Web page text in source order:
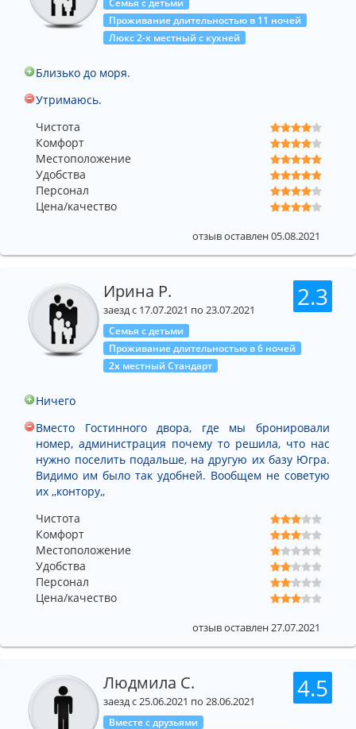
Семья с детьми
Проживание длительностью в 11 ночей
Люкс 2-х местный с кухней
Близько до моря.
Утримаюсь.
Чистота
Комфорт
Местоположение
Удобства
Персонал
Цена/качество
отзыв оставлен 05.08.2021
2.3
Ирина Р.
заезд с 17.07.2021 по 23.07.2021
Семья с детьми
Проживание длительностью в 6 ночей
2х местный Стандарт
Ничего
Вместо Гостинного двора, где мы бронировали
номер, администрация почему то решила, что нас
нужно поселить подальше, на другую их базу Югра.
Видимо им было так удобней. Вообщем не советую
их ,,контору,,
Чистота
Комфорт
Местоположение
Удобства
Персонал
Цена/качество
отзыв оставлен 27.07.2021
4.5
Людмила С.
заезд с 25.06.2021 по 28.06.2021
Вместе с друзьями